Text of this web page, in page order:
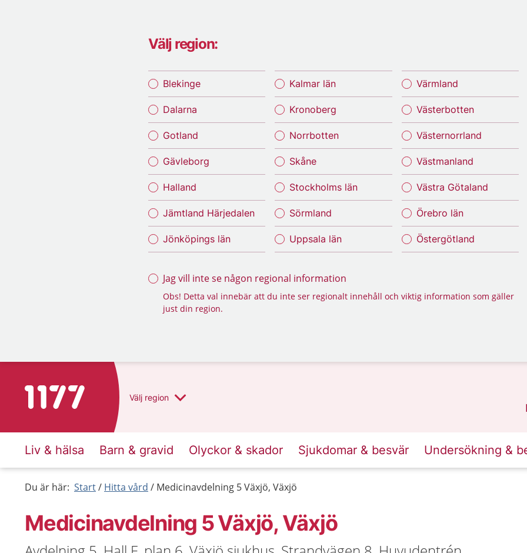
Välj region:
Blekinge
Dalarna
Gotland
Gävleborg
Halland
Jämtland Härjedalen
Jönköpings län
Kalmar län
Kronoberg
Norrbotten
Skåne
Stockholms län
Sörmland
Uppsala län
Värmland
Västerbotten
Västernorrland
Västmanland
Västra Götaland
Örebro län
Östergötland
Jag vill inte se någon regional information
Obs! Detta val innebär att du inte ser regionalt innehåll och viktig information som gäller
just din region.
Till startsidan för 1177 Välj region
Liv & hälsa Barn & gravid Olyckor & skador Sjukdomar & besvär Undersökning &
Du är här: Start Hitta vård Medicinavdelning 5 Växjö, Växjö
Medicinavdelning 5 Växjö, Växjö